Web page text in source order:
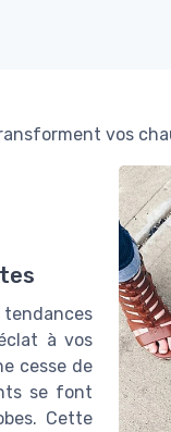
vos
à vos
cesse de
se font
Cette